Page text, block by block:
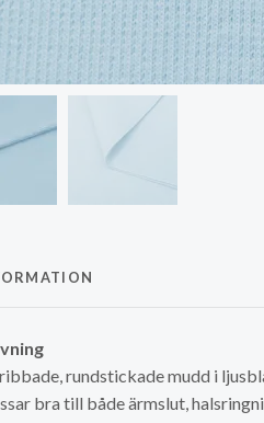
rundstickade mudd i
bra till både ärmslut,